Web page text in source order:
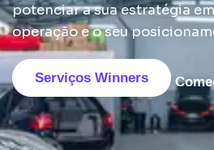
potenciar a sua estratégia
operação e o seu
Serviços Winners